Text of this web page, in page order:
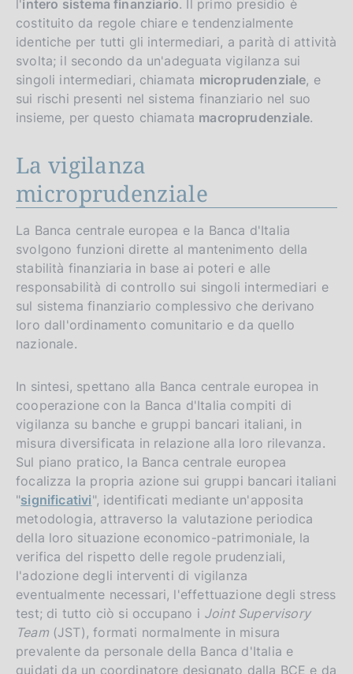
l'intero sistema finanziario. Il primo presidio è
costituito da regole chiare e tendenzialmente
identiche per tutti gli intermediari, a parità di attività
svolta; il secondo da un'adeguata vigilanza sui
singoli intermediari, chiamata microprudenziale, e
sui rischi presenti nel sistema finanziario nel suo
insieme, per questo chiamata macroprudenziale.
La vigilanza
microprudenziale
La Banca centrale europea e la Banca d'Italia
svolgono funzioni dirette al mantenimento della
stabilità finanziaria in base ai poteri e alle
responsabilità di controllo sui singoli intermediari e
sul sistema finanziario complessivo che derivano
loro dall'ordinamento comunitario e da quello
nazionale.
In sintesi, spettano alla Banca centrale europea in
cooperazione con la Banca d'Italia compiti di
vigilanza su banche e gruppi bancari italiani, in
misura diversificata in relazione alla loro rilevanza.
Sul piano pratico, la Banca centrale europea
focalizza la propria azione sui gruppi bancari italiani
"significativi", identificati mediante un'apposita
metodologia, attraverso la valutazione periodica
della loro situazione economico-patrimoniale, la
verifica del rispetto delle regole prudenziali,
l'adozione degli interventi di vigilanza
eventualmente necessari, l'effettuazione degli stress
test; di tutto ciò si occupano i Joint Supervisory
Team(JST), formati normalmente in misura
prevalente da personale della Banca d'Italia e
guidati da un coordinatore designato dalla BCE e da